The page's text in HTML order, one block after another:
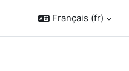
Français ‎(fr)‎